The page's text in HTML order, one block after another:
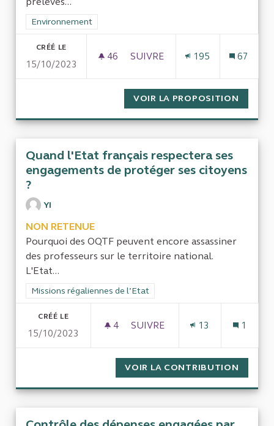
Filtrer les résultats de la catégorie : Environnement
Environnement
CRÉÉ LE
15/10/2023
46 46 ABONNÉS
SUIVRE
195 67
VOIR LA PROPOSITION
Quand l'Etat français respectera ses
engagements de protéger ses citoyens
?
YI
NON RETENUE
Pourquoi des OQTF peuvent encore assassiner
des professeurs sur le territoire national.
L'Etat...
Filtrer les résultats de la catégorie : Missions régaliennes de
Missions régaliennes de l’Etat
CRÉÉ LE
15/10/2023
4 4 ABONNÉS
SUIVRE
13 1
VOIR LA CONTRIBUTION